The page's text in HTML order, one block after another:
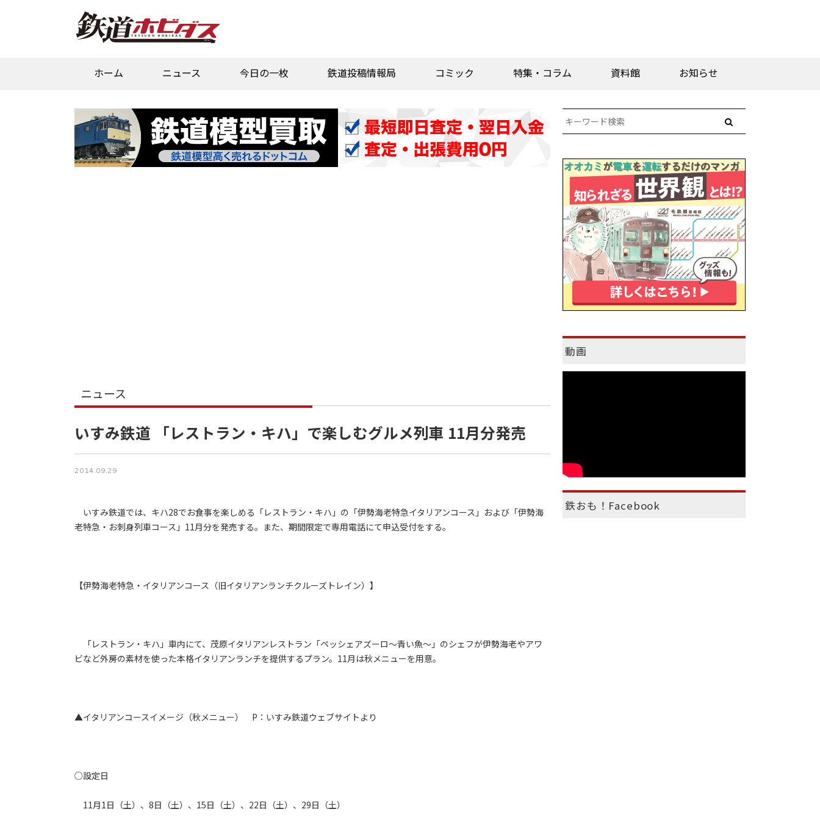
ホーム ニュース 今日の一枚 鉄道投稿情報局 コミック 特集・コラム 資料館 お知らせ
ニュース
いすみ鉄道 「レストラン・キハ」で楽しむグルメ列車 11月分発売
2014.09.29
いすみ鉄道では、キハ28でお食事を楽しめる「レストラン・キハ」の「伊勢海老特急イタリアンコース」および「伊勢海
老特急・お刺身列車コース」11月分を発売する。また、期間限定で専用電話にて申込受付をする。
【伊勢海老特急・イタリアンコース（旧イタリアンランチクルーズトレイン）】
「レストラン・キハ」車内にて、茂原イタリアンレストラン「ペッシェアズーロ～青い魚～」のシェフが伊勢海老やアワ
ビなど外房の素材を使った本格イタリアンランチを提供するプラン。11月は秋メニューを用意。
▲イタリアンコースイメージ（秋メニュー） P：いすみ鉄道ウェブサイトより
○設定日
11月1日（土）、8日（土）、15日（土）、22日（土）、29日（土）
動画
鉄おも！Facebook